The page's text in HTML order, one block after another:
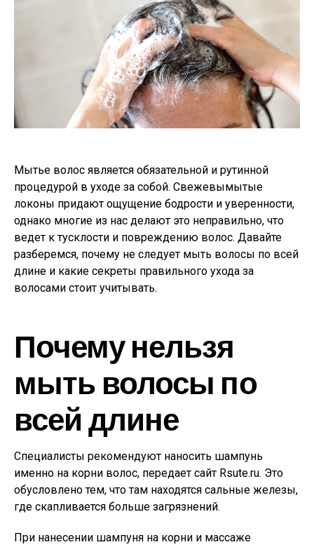
Мытье волос является обязательной и рутинной
процедурой в уходе за собой. Свежевымытые
локоны придают ощущение бодрости и уверенности,
однако многие из нас делают это неправильно, что
ведет к тусклости и повреждению волос. Давайте
разберемся, почему не следует мыть волосы по всей
длине и какие секреты правильного ухода за
волосами стоит учитывать.
Почему нельзя
мыть волосы по
всей длине
Специалисты рекомендуют наносить шампунь
именно на корни волос, передает сайт Rsute.ru. Это
обусловлено тем, что там находятся сальные железы,
где скапливается больше загрязнений.
При нанесении шампуня на корни и массаже